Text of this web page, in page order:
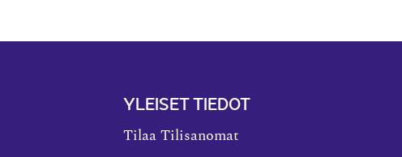
YLEISET TIEDOT
Tilaa Tilisanomat